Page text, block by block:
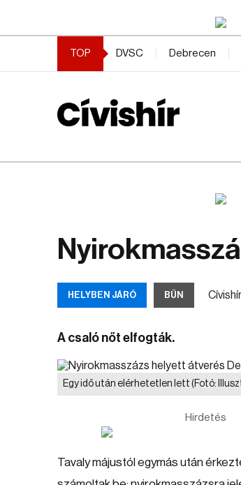
TOP DVSC Debrecen
HELYBEN JÁRÓ BŰN Cívishír
A csaló nőt elfogták.
Egy idő után elérhetetlen lett (Fotó:
Hirdetés
Tavaly májustól egymás után